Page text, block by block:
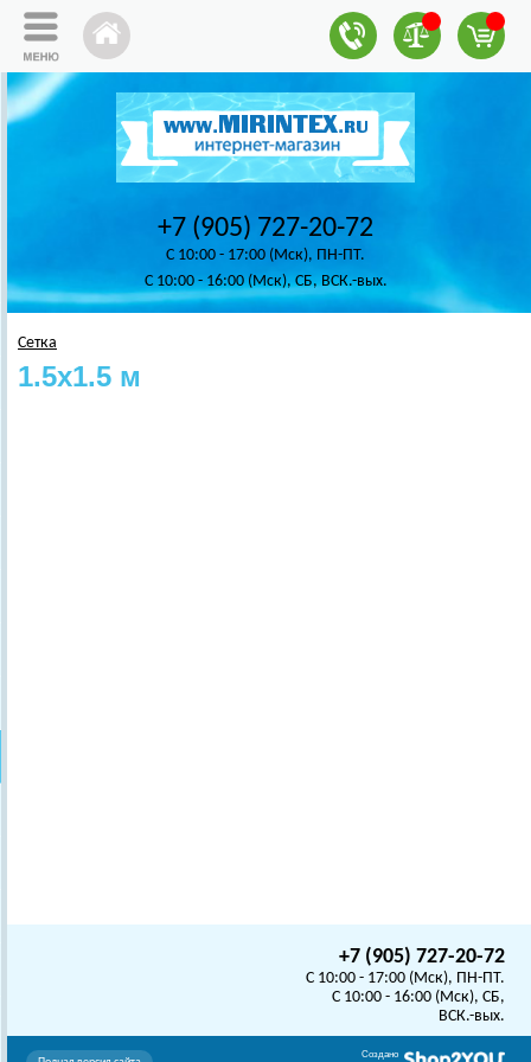
+7 (905) 727-20-72
C 10:00 - 17:00 (Мск), ПН-ПТ.
C 10:00 - 16:00 (Мск), СБ, ВСК.-вых.
Сетка
1.5х1.5 м
+7 (905) 727-20-72
C 10:00 - 17:00 (Мск), ПН-ПТ.
C 10:00 - 16:00 (Мск), СБ,
ВСК.-вых.
Создано